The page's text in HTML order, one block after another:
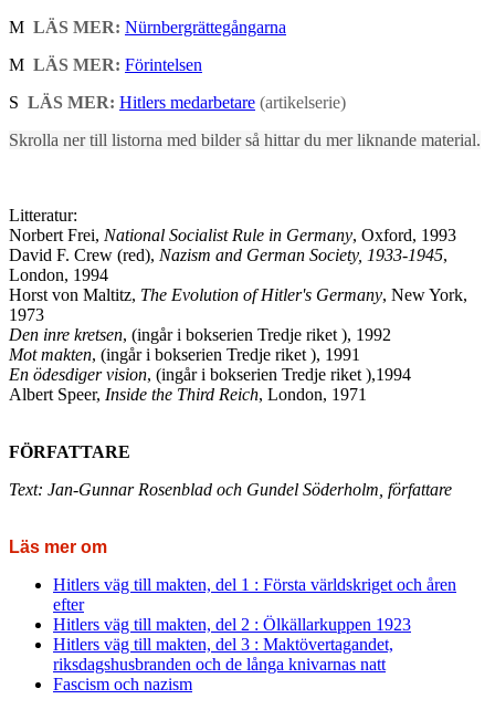
M LÄS MER: Nürnbergrättegångarna
M LÄS MER: Förintelsen
S LÄS MER: Hitlers medarbetare (artikelserie)
Skrolla ner till listorna med bilder så hittar du mer liknande material.
Litteratur:
Norbert Frei, National Socialist Rule in Germany, Oxford, 1993
David F. Crew (red), Nazism and German Society, 1933-1945,
London, 1994
Horst von Maltitz, The Evolution of Hitler's Germany, New York,
1973
Den inre kretsen, (ingår i bokserien Tredje riket ), 1992
Mot makten, (ingår i bokserien Tredje riket ), 1991
En ödesdiger vision, (ingår i bokserien Tredje riket ),1994
Albert Speer, Inside the Third Reich, London, 1971
FÖRFATTARE
Text: Jan-Gunnar Rosenblad och Gundel Söderholm, författare
Läs mer om
Hitlers väg till makten, del 1 : Första världskriget och åren
efter
Hitlers väg till makten, del 2 : Ölkällarkuppen 1923
Hitlers väg till makten, del 3 : Maktövertagandet,
riksdagshusbranden och de långa knivarnas natt
Fascism och nazism